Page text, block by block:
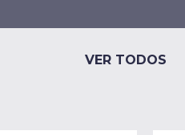
VER TODOS